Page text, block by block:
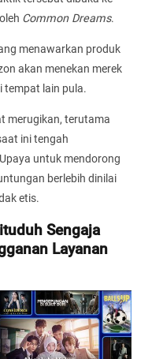
Common Dreams.
menawarkan produk
akan menekan merek
tempat lain pula.
merugikan, terutama
ini tengah
untuk mendorong
berlebih dinilai
etis.
Sengaja
Layanan